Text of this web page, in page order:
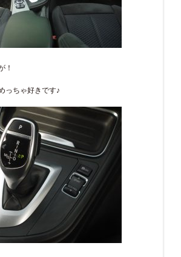
！
っちゃ好きです♪